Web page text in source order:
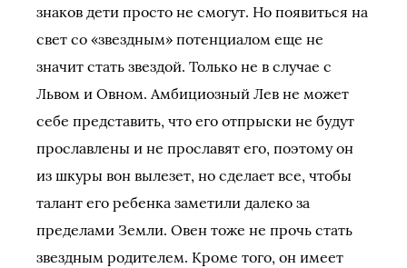
знаков дети просто не смогут. Но появиться на
свет со «звездным» потенциалом еще не
значит стать звездой. Только не в случае с
Львом и Овном. Амбициозный Лев не может
себе представить, что его отпрыски не будут
прославлены и не прославят его, поэтому он
из шкуры вон вылезет, но сделает все, чтобы
талант его ребенка заметили далеко за
пределами Земли. Овен тоже не прочь стать
звездным родителем. Кроме того, он имеет